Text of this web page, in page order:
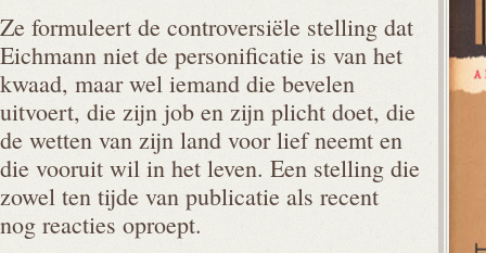
Ze formuleert de controversiële stelling dat
Eichmann niet de personificatie is van het
kwaad, maar wel iemand die bevelen
uitvoert, die zijn job en zijn plicht doet, die
de wetten van zijn land voor lief neemt en
die vooruit wil in het leven. Een stelling die
zowel ten tijde van publicatie als recent
nog reacties oproept.